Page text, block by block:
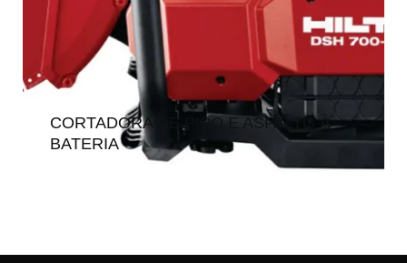
CORTADORA DE PISO E ASFALTO À
BATERIA